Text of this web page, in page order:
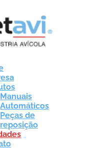
Manuais
Automáticos
Peças de
reposição